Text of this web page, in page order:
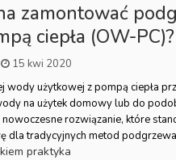
zamontować
ciepła (OW-PC)?
15 kwi 2020
wody użytkowej z pompą ciepła
na użytek domowy lub do
rozwiązanie, które
dla tradycyjnych metod
praktyka